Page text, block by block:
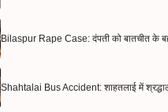
Bilaspur Rape Case: दंपती को बातचीत के
Shahtalai Bus Accident: शाहतलाई में